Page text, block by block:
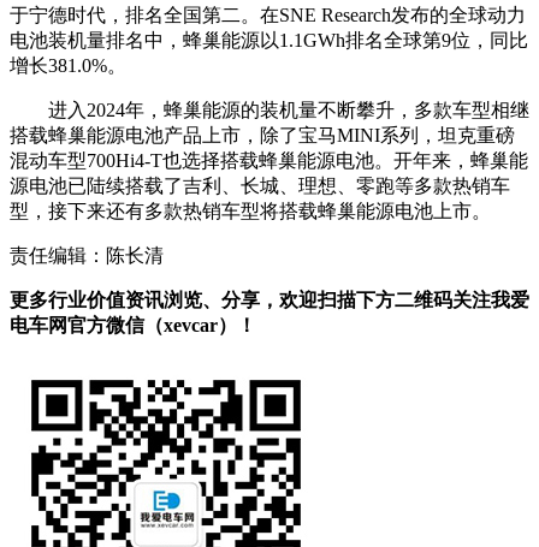
于宁德时代，排名全国第二。在SNE Research发布的全球动力
电池装机量排名中，蜂巢能源以1.1GWh排名全球第9位，同比
增长381.0%。
进入2024年，蜂巢能源的装机量不断攀升，多款车型相继
搭载蜂巢能源电池产品上市，除了宝马MINI系列，坦克重磅
混动车型700Hi4-T也选择搭载蜂巢能源电池。开年来，蜂巢能
源电池已陆续搭载了吉利、长城、理想、零跑等多款热销车
型，接下来还有多款热销车型将搭载蜂巢能源电池上市。
责任编辑：陈长清
更多行业价值资讯浏览、分享，欢迎扫描下方二维码关注我爱
电车网官方微信（xevcar）！